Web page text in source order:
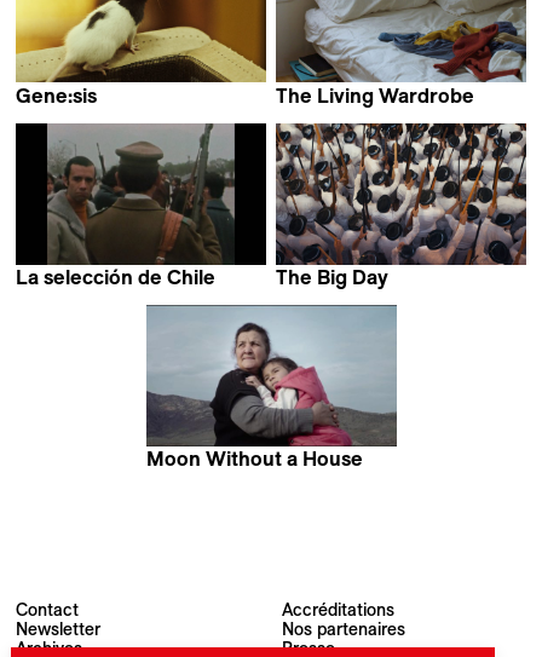
Gene:sis
The Living Wardrobe
La selección de Chile
The Big Day
Moon Without a House
Contact
Newsletter
Archives
Accréditations
Nos partenaires
Presse